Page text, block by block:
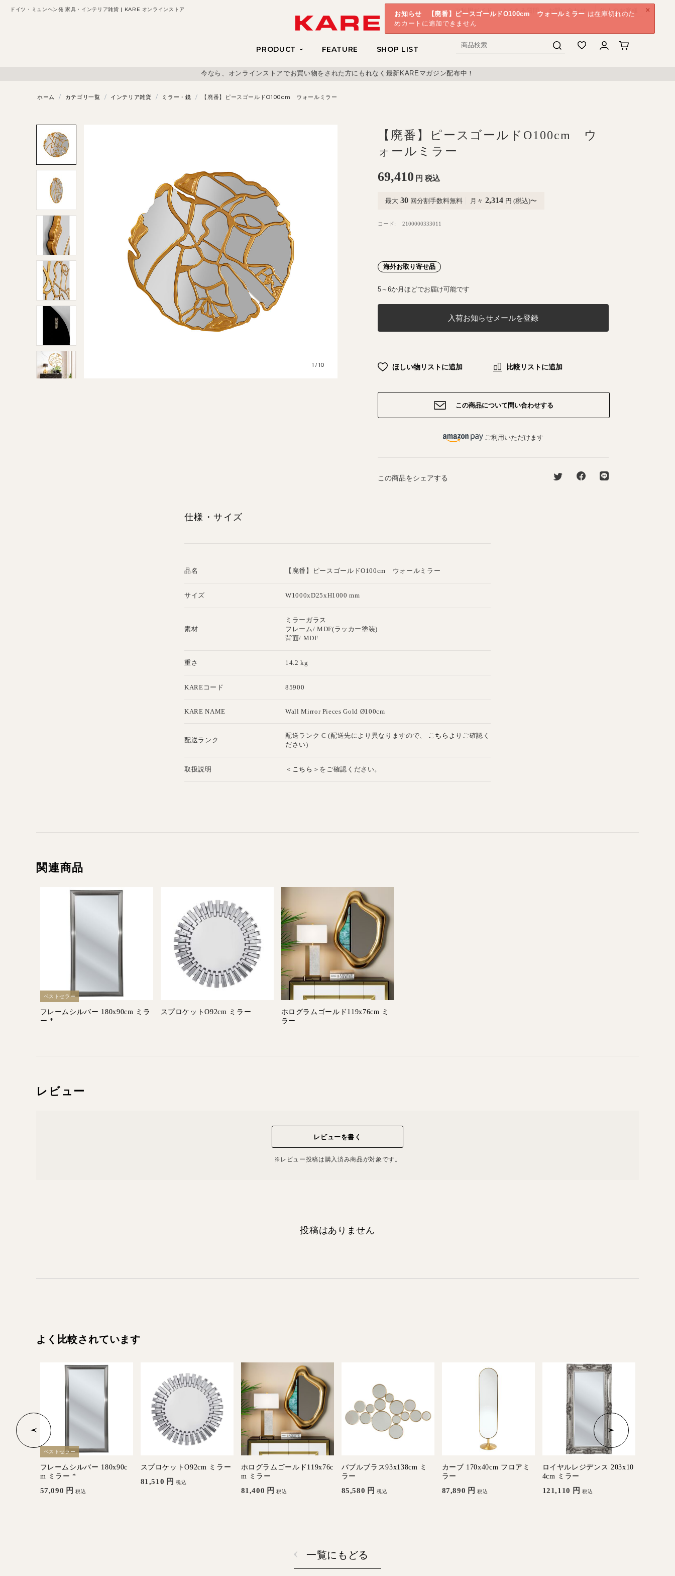
×
お知らせ 【廃番】ピースゴールドO100cm ウォールミラー は在庫切れのた
めカートに追加できません
ドイツ・ミュンヘン発 家具・インテリア雑貨 | KARE オンラインストア ご利用ガイド よくある質問 お問い合わせ 法人のお客様
PRODUCT FEATURE SHOP LIST
今なら、オンラインストアでお買い物をされた方にもれなく最新KAREマガジン配布中！
ホーム / カテゴリ一覧 / インテリア雑貨 / ミラー・鏡 / 【廃番】ピースゴールドO100cm ウォールミラー
1 / 10
【廃番】ピースゴールドO100cm ウ
ォールミラー
69,410 円 税込
最大 30 回分割手数料無料 月々 2,314 円 (税込)〜
コード: 2100000333011
海外お取り寄せ品
5～6か月ほどでお届け可能です
入荷お知らせメールを登録
ほしい物リストに追加 比較リストに追加
この商品について問い合わせする
ご利用いただけます
この商品をシェアする
仕様・サイズ
品名 【廃番】ピースゴールドO100cm ウォールミラー
サイズ W1000xD25xH1000 mm
素材
ミラーガラス
フレーム/ MDF(ラッカー塗装)
背面/ MDF
重さ 14.2 kg
KAREコード 85900
KARE NAME Wall Mirror Pieces Gold Ø100cm
配送ランク
配送ランク C (配送先により異なりますので、 こちら よりご確認く
ださい)
取扱説明 ＜ こちら ＞をご確認ください。
関連商品
ベストセラー
フレームシルバー 180x90cm ミラ
ー *
スプロケットO92cm ミラー
ホログラムゴールド119x76cm ミ
ラー
レビュー
レビューを書く
※レビュー投稿は購⼊済み商品が対象です。
投稿はありません
よく比較されています
ベストセラー
フレームシルバー 180x90c
m ミラー *
57,090 円 税込
スプロケットO92cm ミラー
81,510 円 税込
ホログラムゴールド119x76c
m ミラー
81,400 円 税込
バブルブラス93x138cm ミ
ラー
85,580 円 税込
カーブ 170x40cm フロアミ
ラー
87,890 円 税込
ロイヤルレジデンス 203x10
4cm ミラー
121,110 円 税込
一覧にもどる